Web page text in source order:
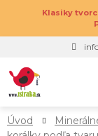
Klasiky
Úvod